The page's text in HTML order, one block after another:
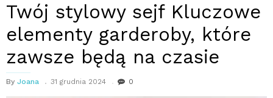
Twój stylowy sejf Kluczowe
elementy garderoby, które
zawsze będą na czasie
By Joana 31 grudnia 2024 0